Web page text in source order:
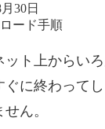
30日
ト上からい
に終わって
ん。